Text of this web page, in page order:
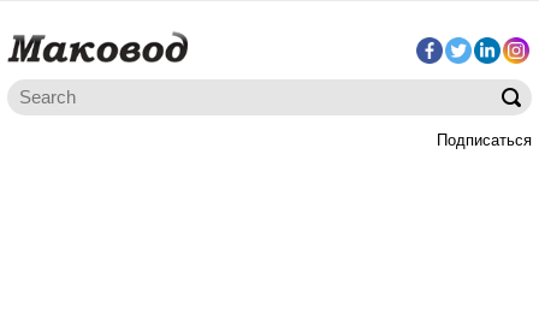
Подписаться